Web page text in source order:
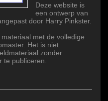
Deze website is
een ontwerp van
door Harry Pinkster.
met de volledige
Het is niet
zonder
te publiceren.